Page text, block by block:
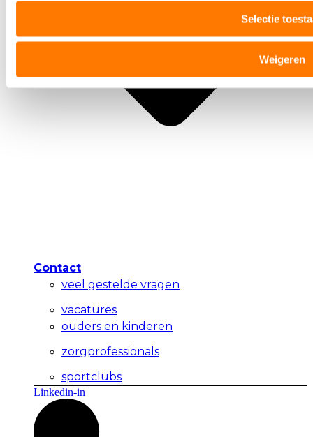
Selectie
Weigeren
Contact
veel gestelde vragen
vacatures
ouders en kinderen
zorgprofessionals
sportclubs
Linkedin-in